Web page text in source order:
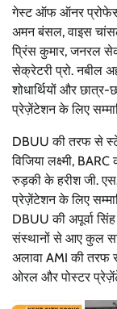
गेस्ट ऑफ ऑनर
अमन बंसल, वाइस
प्रिंस कुमार, जनरल
सेक्रेटरी प्रो. नबील
शोधार्थियों और
प्रेज़ेंटेशन के लिए
DBUU की तरफ से
विजिया लक्ष्मी,
रुड़की के हरीश जी.
प्रेज़ेंटेशन के लिए
DBUU की अपूर्वा
संस्थानों से आए कुल
अलावा AMI की तरफ
ओरल और पोस्टर